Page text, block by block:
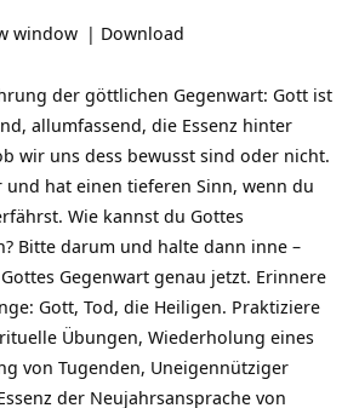
window | Download
der göttlichen Gegenwart: Gott ist
allumfassend, die Essenz hinter
wir uns dess bewusst sind oder nicht.
hat einen tieferen Sinn, wenn du
Wie kannst du Gottes
Bitte darum und halte dann inne –
Gegenwart genau jetzt. Erinnere
Gott, Tod, die Heiligen. Praktiziere
Übungen, Wiederholung eines
von Tugenden, Uneigennütziger
der Neujahrsansprache von